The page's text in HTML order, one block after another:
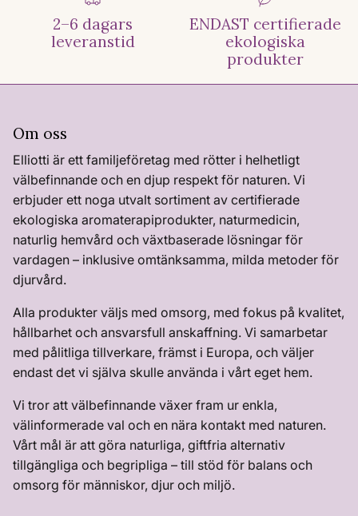
2–6 dagars
leveranstid
ENDAST certifierade
ekologiska
produkter
Om oss
Elliotti är ett familjeföretag med rötter i helhetligt
välbefinnande och en djup respekt för naturen. Vi
erbjuder ett noga utvalt sortiment av certifierade
ekologiska aromaterapiprodukter, naturmedicin,
naturlig hemvård och växtbaserade lösningar för
vardagen – inklusive omtänksamma, milda metoder för
djurvård.
Alla produkter väljs med omsorg, med fokus på kvalitet,
hållbarhet och ansvarsfull anskaffning. Vi samarbetar
med pålitliga tillverkare, främst i Europa, och väljer
endast det vi själva skulle använda i vårt eget hem.
Vi tror att välbefinnande växer fram ur enkla,
välinformerade val och en nära kontakt med naturen.
Vårt mål är att göra naturliga, giftfria alternativ
tillgängliga och begripliga – till stöd för balans och
omsorg för människor, djur och miljö.